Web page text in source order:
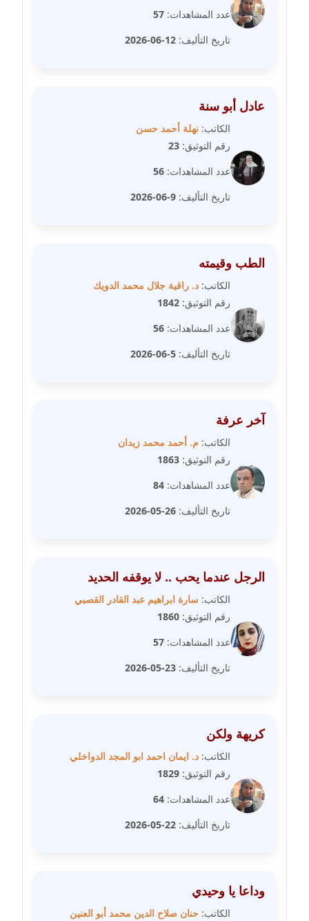
عاملة
مدونة رشا السعدي
عاملة
مدونة رشا كمال
مدونة رشا ماهر
عاملة
مدونة رفعت عراقي
مدونة رهام معلا
عاملة
مدونة زينات مطاوع
عاملة
مدونة زينب ابو الفضل
عاملة
عاملة
مدونة سارة ابراهيم
عاملة
عاملة
مدونة سالي علاء الدين
عاملة
عاملة
مدونة سامح فرج
عدد المشاهدات: 57
تاريخ التأليف: 12-06-2026
عادل أبو سنة
الكاتب: نهلة أحمد حسن
رقم التوثيق: 23
عدد المشاهدات: 56
تاريخ التأليف: 9-06-2026
الطب وقيمته
الكاتب: د. راقية جلال محمد الدويك
رقم التوثيق: 1842
عدد المشاهدات: 56
تاريخ التأليف: 5-06-2026
آخر عرفة
الكاتب: م. أحمد محمد زيدان
رقم التوثيق: 1863
عدد المشاهدات: 84
تاريخ التأليف: 26-05-2026
الرجل عندما يحب .. لا يوقفه الحديد
الكاتب: سارة ابراهيم عبد القادر القصبي
رقم التوثيق: 1860
عدد المشاهدات: 57
تاريخ التأليف: 23-05-2026
كريهة ولكن
الكاتب: د. ايمان احمد ابو المجد الدواخلي
رقم التوثيق: 1829
عدد المشاهدات: 64
تاريخ التأليف: 22-05-2026
وداعا يا وحيدي
الكاتب: حنان صلاح الدين محمد أبو العنين